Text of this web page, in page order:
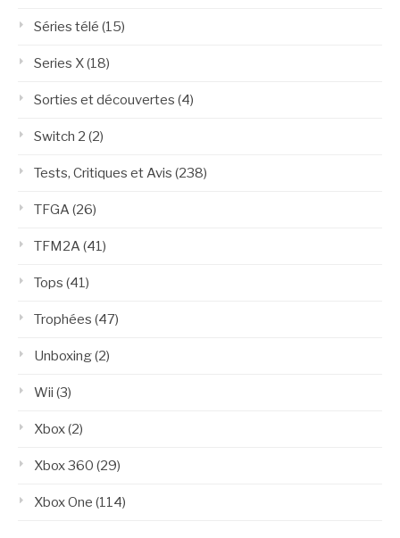
Séries télé (15)
Series X(18)
Sorties et découvertes (4)
Switch 2 (2)
Tests, Critiques et Avis (238)
TFGA(26)
TFM2A(41)
Tops (41)
Trophées (47)
Unboxing(2)
Wii (3)
Xbox(2)
Xbox 360 (29)
Xbox One (114)